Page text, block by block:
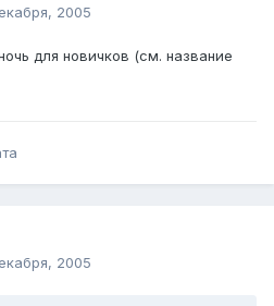
2005
для новичков (см. название
2005